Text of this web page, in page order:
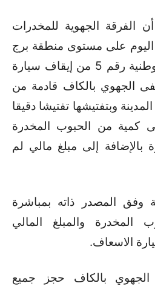
أن الفرقة الجهوية للمخدرات
على مستوى منطقة برج
العيفة على الطريق الوطنية رقم 5 من إيقاف سيارة
الجهوي بالكاف قادمة من
وبتفتيشها تفتيشا دقيقا
كمية من الحبوب المخدرة
بالإضافة إلى مبلغ مالي لم
وفق المصدر ذاته بمباشرة
المخدرة والمبلغ المالي
الاسعاف.
بالكاف حجز جميع